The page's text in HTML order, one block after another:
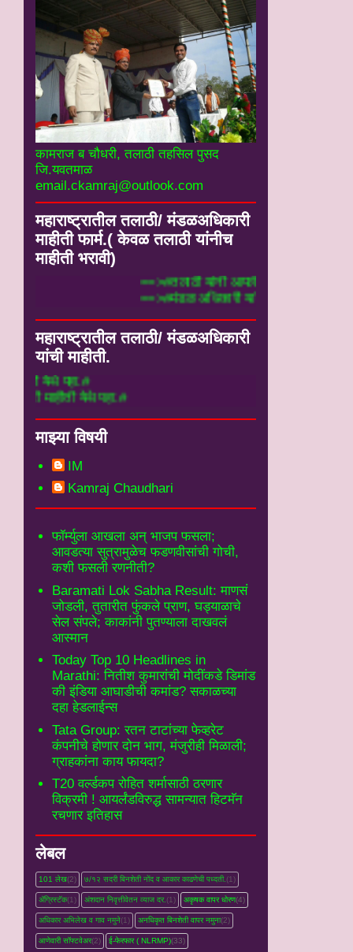
कामराज ब चौधरी, तलाठी तहसिल पुसद
जि.यवतमाळ
email.ckamraj@outlook.com
महाराष्ट्रातील तलाठी/ मंडळअधिकारी
माहीती फार्म.( केवळ तलाठी यांनीच
माहीती भरावी)
==>#तलाठी यांनी आपली
==>#मंडळ अधिकारी यांनी
महाराष्ट्रातील तलाठी/ मंडळअधिकारी
यांची माहीती.
येथे पहा.#
माझ्या विषयी
IM
Kamraj Chaudhari
फॉर्म्युला आखला अन् भाजप फसला;
आवडत्या सुत्रामुळेच फडणवीसांची गोची,
कशी फसली रणनीती?
Baramati Lok Sabha Result: माणसं
जोडली, तुतारीत फुंकले प्राण, घड्याळाचे
सेल संपले; काकांनी पुतण्याला दाखवलं
आस्मान
Today Top 10 Headlines in
Marathi: नितीश कुमारांची मोदींकडे डिमांड
की इंडिया आघाडीची कमांड? सकाळच्या
दहा हेडलाईन्स
Tata Group: रतन टाटांच्या फेव्हरेट
कंपनीचे होणार दोन भाग, मंजुरीही मिळाली;
ग्राहकांना काय फायदा?
T20 वर्ल्डकप रोहित शर्मासाठी ठरणार
विक्रमी ! आयर्लंडविरुद्ध सामन्यात हिटमॅन
रचणार इतिहास
लेबल
101 लेख(2) ७/१२ सदरी बिनशेती नोंद व आकार काढणेची पध्दती. (1)
ॲग्रिस्टॅक(1) अंशदान निवृत्तीवेतन व्‍याज दर. (1) अकृषक वापर धोरण(4)
अधिकार अभिलेख व गाव नमुने(1) अनधिकृत बिनशेती वापर नमुना(2)
आणेवारी सॉफ्टवेअर(2) ई-फेरफार ( NLRMP)(33)